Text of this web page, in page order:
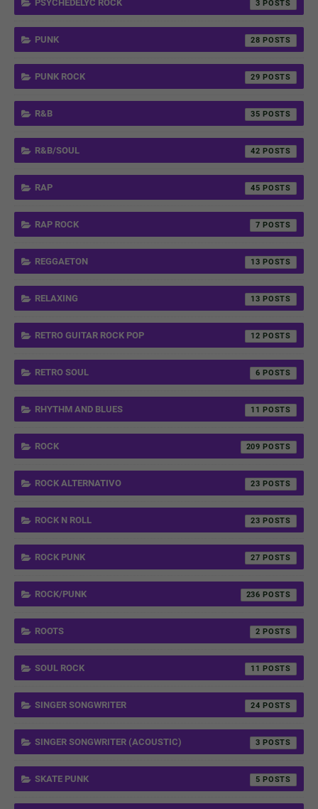
PSYCHEDELYC ROCK 3
PUNK 28
PUNK ROCK 29
R&B 35
R&B/SOUL 42
RAP 45
RAP ROCK 7
REGGAETON 13
RELAXING 13
RETRO GUITAR ROCK POP 12
RETRO SOUL 6
RHYTHM AND BLUES 11
ROCK 209
ROCK ALTERNATIVO 23
ROCK N ROLL 23
ROCK PUNK 27
ROCK/PUNK 236
ROOTS 2
SOUL ROCK 11
SINGER SONGWRITER 24
SINGER SONGWRITER (ACOUSTIC) 3
SKATE PUNK 5